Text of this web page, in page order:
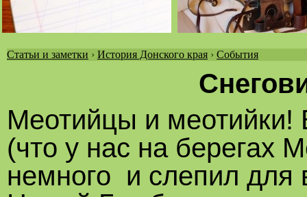
Статьи и заметки › История Донского края › События
Меотийцы и меотийки!
(что у нас на берегах
немного и слепил для